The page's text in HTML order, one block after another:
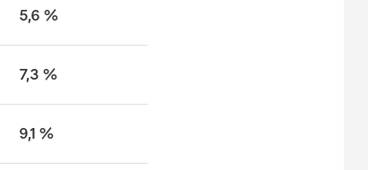
5,6 %
7,3 %
9,1 %